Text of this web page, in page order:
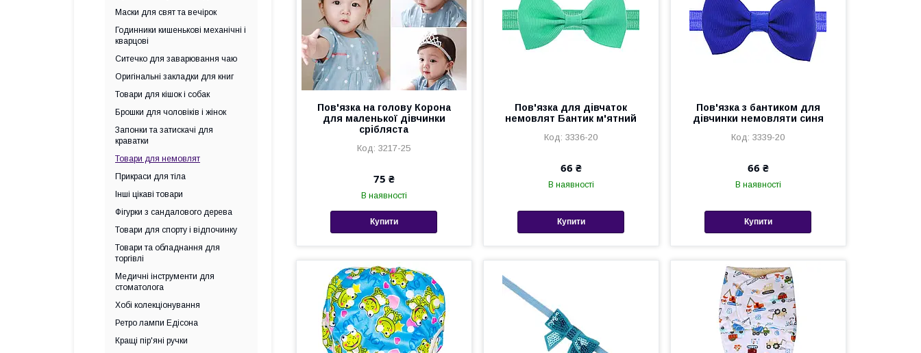
Пов'язка на голову Корона
для маленької дівчинки
срібляста
3217-25
75 ₴
В наявності
Купити
Пов'язка для дівчаток
немовлят Бантик м'ятний
3336-20
66 ₴
В наявності
Купити
Пов'язка з бантиком для
дівчинки немовляти синя
3339-20
66 ₴
В наявності
Купити
Маски для свят та вечірок
Годинники кишенькові механічні і
кварцові
Ситечко для заварювання чаю
Оригінальні закладки для книг
Товари для кішок і собак
Брошки для чоловіків і жінок
Запонки та затискачі для
краватки
Товари для немовлят
Прикраси для тіла
Інші цікаві товари
Фігурки з сандалового дерева
Товари для спорту і відпочинку
Товари та обладнання для
торгівлі
Медичні інструменти для
стоматолога
Хобі колекціонування
Ретро лампи Едісона
Кращі пір'яні ручки